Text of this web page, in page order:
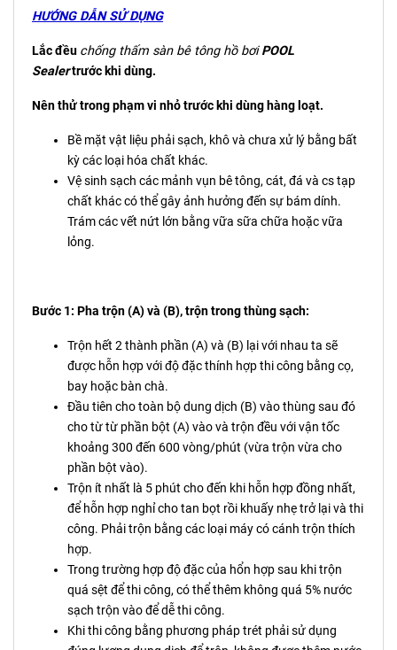
HƯỚNG DẪN SỬ DỤNG
Lắc đều chống thấm sàn bê tông hồ bơiPOOL
Sealertrước khi dùng.
Nên thử trong phạm vi nhỏ trước khi dùng hàng loạt.
Bề mặt vật liệu phải sạch, khô và chưa xử lý bằng bất
kỳ các loại hóa chất khác.
Vệ sinh sạch các mảnh vụn bê tông, cát, đá và cs tạp
chất khác có thể gây ảnh hưởng đến sự bám dính.
Trám các vết nứt lớn bằng vữa sữa chữa hoặc vữa
lỏng.
Bước 1: Pha trộn (A) và (B), trộn trong thùng sạch:
Trộn hết 2 thành phần (A) và (B) lại với nhau ta sẽ
được hỗn hợp với độ đặc thính hợp thi công bằng cọ,
bay hoặc bàn chà.
Đầu tiên cho toàn bộ dung dịch (B) vào thùng sau đó
cho từ từ phần bột (A) vào và trộn đều với vận tốc
khoảng 300 đến 600 vòng/phút (vừa trộn vừa cho
phần bột vào).
Trộn ít nhất là 5 phút cho đến khi hỗn hợp đồng nhất,
để hỗn hợp nghỉ cho tan bọt rồi khuấy nhẹ trở lại và thi
công. Phải trộn bằng các loại máy có cánh trộn thích
hợp.
Trong trường hợp độ đặc của hổn hợp sau khi trộn
quá sệt để thi công, có thể thêm không quá 5% nước
sạch trộn vào để dễ thi công.
Khi thi công bằng phương pháp trét phải sử dụng